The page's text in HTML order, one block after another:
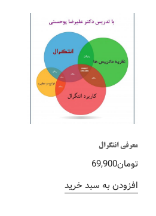
معرفی انتگرال
تومان69,900
افزودن به سبد خرید